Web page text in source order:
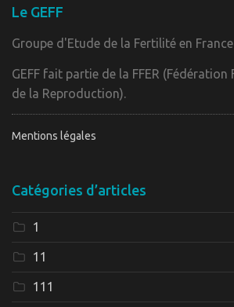
Le GEFF
Groupe d'Etude de la Fertilité en France
GEFF fait partie de la FFER (Fédération
de la Reproduction).
Mentions légales
Catégories d’articles
1
11
111